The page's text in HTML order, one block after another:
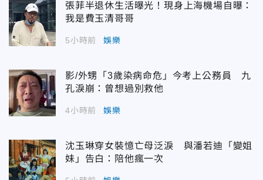
張菲半退休生活曝光！現身上海機場自曝：
我是費玉清哥哥
5小時前 娛樂
影/外甥「3歲染病命危」今考上公務員 九
孔淚崩：曾想過別救他
4小時前 娛樂
沈玉琳穿女裝憶亡母泛淚 與潘若迪「變姐
妹」告白：陪他瘋一次